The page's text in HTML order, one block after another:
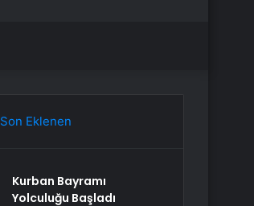
Son Eklenen
Kurban Bayramı
Yolculuğu Başladı